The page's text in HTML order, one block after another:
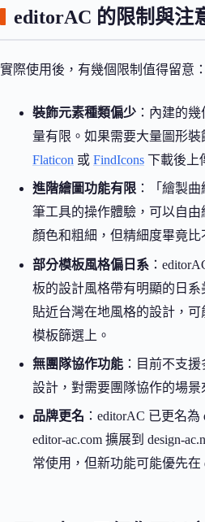
editorAC 的限制與注
實際使用後，有幾個限制值得留意：
裝飾元素種類偏少 ：內建的
量有限。如果需要大量圖形
Flaticon 或 FindIcons 下載後上
進階繪圖功能有限 ：「繪製
筆工具的操作體驗，可以自
顏色和粗細，但精細度畢竟比
部分模板風格偏日系 ：
板的設計風格帶有明顯的日系
貼近台灣在地風格的設計，
模板篩選上。
無團隊協作功能 ：目前不支
設計，對需要團隊協作的場景
品牌更名 ：editorAC 已更名
editor-ac.com 擴展到 design-
常使用，但新功能可能優先在